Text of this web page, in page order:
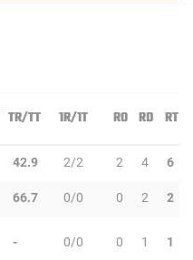
TR/TT 1R/1T RO RD RT
42.9 2/2 2 4 6
66.7 0/0 0 2 2
- 0/0 0 1 1